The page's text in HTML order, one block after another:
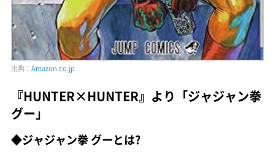
出典： Amazon.co.jp
『HUNTER×HUNTER』より「ジャジャン拳
グー」
◆ジャジャン拳 グーとは?